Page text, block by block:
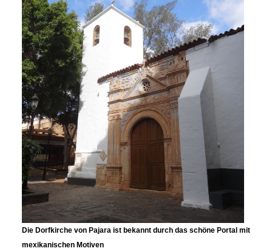
Die Dorfkirche von Pajara ist bekannt durch das schöne Portal mit
mexikanischen Motiven